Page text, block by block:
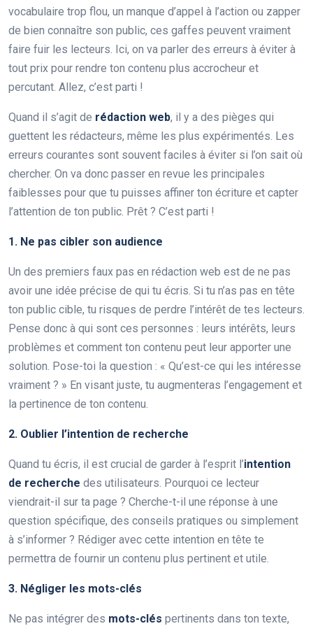
vocabulaire trop flou, un manque d’appel à l’action ou zapper
de bien connaître son public, ces gaffes peuvent vraiment
faire fuir les lecteurs. Ici, on va parler des erreurs à éviter à
tout prix pour rendre ton contenu plus accrocheur et
percutant. Allez, c’est parti !
Quand il s’agit de rédaction web, il y a des pièges qui
guettent les rédacteurs, même les plus expérimentés. Les
erreurs courantes sont souvent faciles à éviter si l’on sait où
chercher. On va donc passer en revue les principales
faiblesses pour que tu puisses affiner ton écriture et capter
l’attention de ton public. Prêt ? C’est parti !
1. Ne pas cibler son audience
Un des premiers faux pas en rédaction web est de ne pas
avoir une idée précise de qui tu écris. Si tu n’as pas en tête
ton public cible, tu risques de perdre l’intérêt de tes lecteurs.
Pense donc à qui sont ces personnes : leurs intérêts, leurs
problèmes et comment ton contenu peut leur apporter une
solution. Pose-toi la question : « Qu’est-ce qui les intéresse
vraiment ? » En visant juste, tu augmenteras l’engagement et
la pertinence de ton contenu.
2. Oublier l’intention de recherche
Quand tu écris, il est crucial de garder à l’esprit l’intention
de recherche des utilisateurs. Pourquoi ce lecteur
viendrait-il sur ta page ? Cherche-t-il une réponse à une
question spécifique, des conseils pratiques ou simplement
à s’informer ? Rédiger avec cette intention en tête te
permettra de fournir un contenu plus pertinent et utile.
3. Négliger les mots-clés
Ne pas intégrer des mots-clés pertinents dans ton texte,